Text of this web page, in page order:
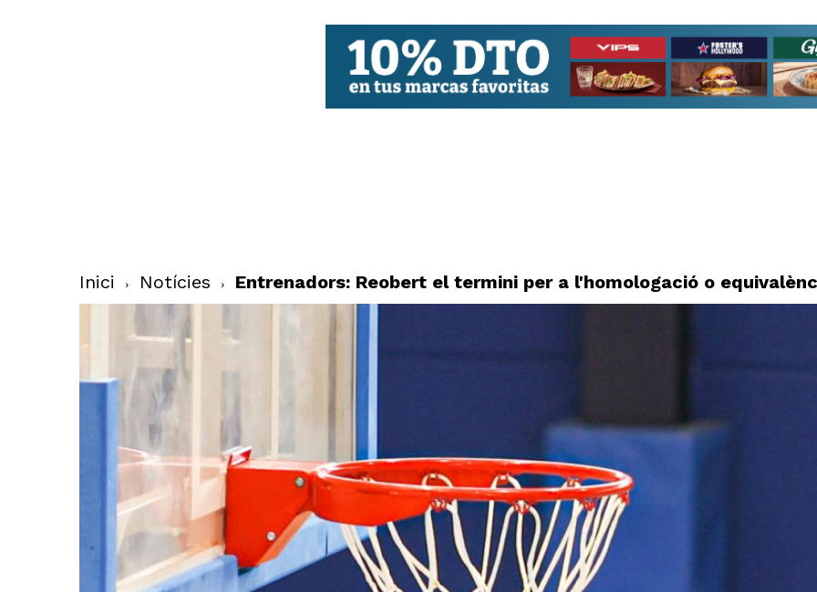
Inici Notícies Entrenadors: Reobert el termini per a l'homologació o